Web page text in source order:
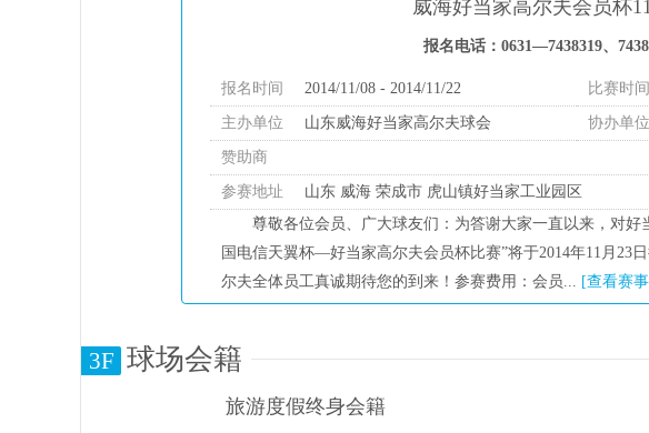
威海好当家高尔夫会员杯
报名电话：0631—7438319、
报名时间 2014/11/08 - 2014/11/22 比赛时间
主办单位 山东威海好当家高尔夫球会 协办单位
赞助商
参赛地址
山东 威海 荣成市 虎山镇好当家工业园区
尊敬各位会员、广大球友们：为答谢大家一直以来，对好
国电信天翼杯—好当家高尔夫会员杯比赛”将于2014年11月23
尔夫全体员工真诚期待您的到来！参赛费用：会员... [查看赛
3F 球场会籍
旅游度假终身会籍